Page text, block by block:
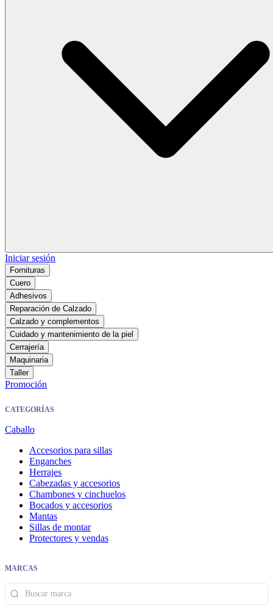
Iniciar sesión
Fornituras
Cuero
Adhesivos
Reparación de Calzado
Calzado y complementos
Cuidado y mantenimiento de la piel
Cerrajería
Maquinaria
Taller
Promoción
CATEGORÍAS
Caballo
Accesorios para sillas
Enganches
Herrajes
Cabezadas y accesorios
Chambones y cinchuelos
Bocados y accesorios
Mantas
Sillas de montar
Protectores y vendas
MARCAS